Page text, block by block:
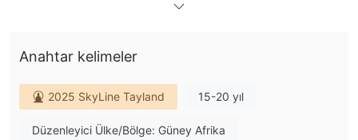
uygun maliyetli işlem çözümleriyle tanınmaktadır. Yatırımcılar,
MT4 ve MT5 işlem platformları aracılığıyla piyasaya erişebilir ve
Anahtar kelimeler
2025 SkyLine Tayland 15-20 yıl
Düzenleyici Ülke/Bölge: Güney Afrika